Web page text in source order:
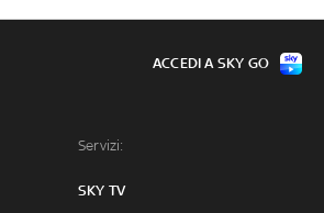
Servizi:
SKY TV
ACCEDI A SKY GO